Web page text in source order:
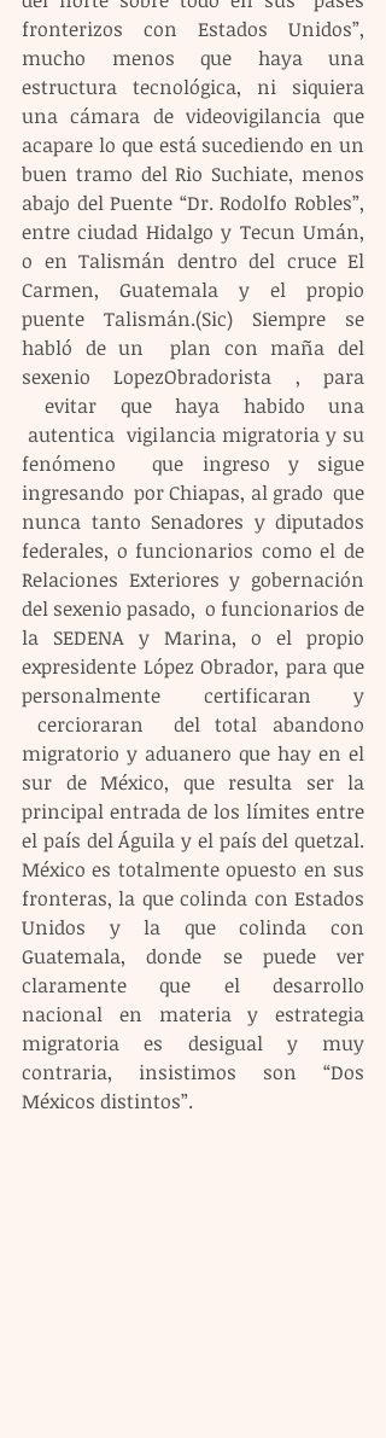
fronterizos con Estados Unidos”,
mucho menos que haya una
estructura tecnológica, ni siquiera
una cámara de videovigilancia que
acapare lo que está sucediendo en un
buen tramo del Rio Suchiate, menos
abajo del Puente “Dr. Rodolfo Robles”,
entre ciudad Hidalgo y Tecun Umán,
o en Talismán dentro del cruce El
Carmen, Guatemala y el propio
puente Talismán.(Sic) Siempre se
habló de un  plan con maña del
sexenio LopezObradorista , para
evitar que haya habido una
autentica  vigilancia migratoria y su
fenómeno  que ingreso y sigue
ingresando  por Chiapas, al grado  que
nunca tanto Senadores y diputados
federales, o funcionarios como el de
Relaciones Exteriores y gobernación
del sexenio pasado,  o funcionarios de
la SEDENA y Marina, o el propio
expresidente López Obrador, para que
personalmente certificaran y
cercioraran  del total abandono
migratorio y aduanero que hay en el
sur de México, que resulta ser la
principal entrada de los límites entre
el país del Águila y el país del quetzal.
México es totalmente opuesto en sus
fronteras, la que colinda con Estados
Unidos y la que colinda con
Guatemala, donde se puede ver
claramente que el desarrollo
nacional en materia y estrategia
migratoria es desigual y muy
contraria, insistimos son “Dos
Méxicos distintos”.